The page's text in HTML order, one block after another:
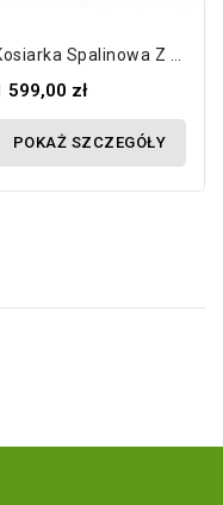
Kosiarka Spalinowa Z Napędem 7KM 9w1...
599,00 zł
POKAŻ SZCZEGÓŁY